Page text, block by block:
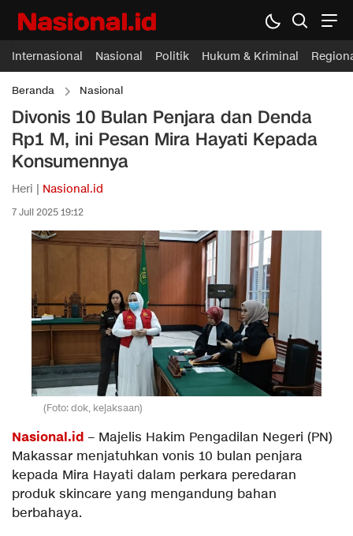
Internasional Nasional Politik Hukum & Kriminal
Beranda Nasional
Divonis 10 Bulan Penjara dan Denda
Rp1 M, ini Pesan Mira Hayati Kepada
Konsumennya
Heri | Nasional.id
7 Juli 2025 19:12
(Foto: dok, kejaksaan)
Nasional.id – Majelis Hakim Pengadilan Negeri (PN)
Makassar menjatuhkan vonis 10 bulan penjara
kepada Mira Hayati dalam perkara peredaran
produk skincare yang mengandung bahan
berbahaya.